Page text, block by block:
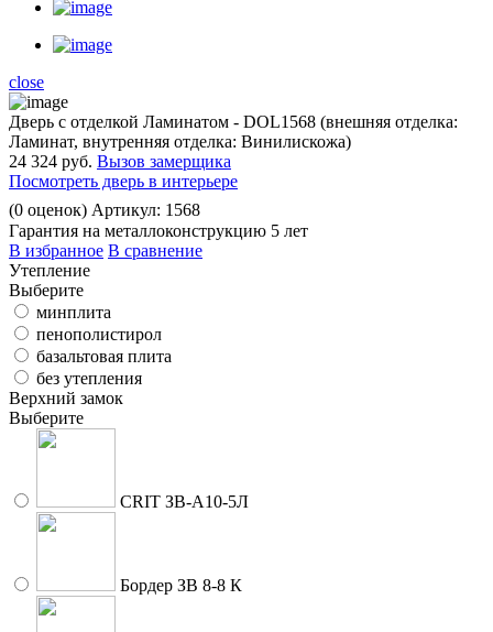
close
Дверь с отделкой Ламинатом - DOL1568 (внешняя отделка:
Ламинат, внутренняя отделка: Винилискожа)
24 324 руб. Вызов замерщика
Посмотреть дверь в интерьере
(0 оценок) Артикул: 1568
Гарантия на металлоконструкцию 5 лет
В избранное В сравнение
Утепление
Выберите
минплита
пенополистирол
базальтовая плита
без утепления
Верхний замок
Выберите
CRIT ЗВ-A10-5Л
Бордер ЗВ 8-8 К